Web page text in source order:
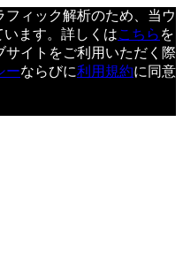
ィック解析のため、当ウ
います。詳しくはこちら を
サイトをご利用いただく際
ーならびに利用規約に同意